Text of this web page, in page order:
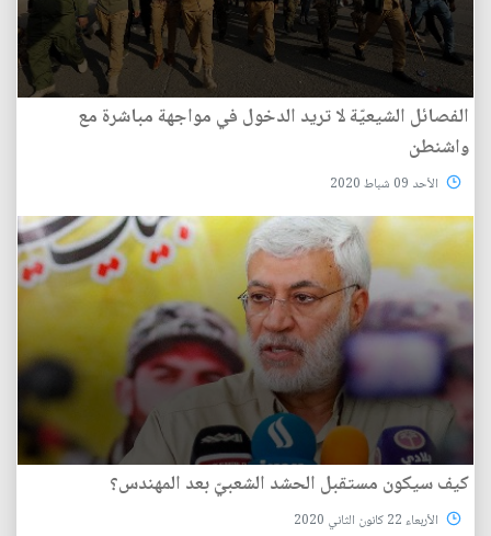
الفصائل الشيعيّة لا تريد الدخول في مواجهة مباشرة مع
واشنطن
الأحد 09 شباط 2020
كيف سيكون مستقبل الحشد الشعبيّ بعد المهندس؟
الأربعاء 22 كانون الثاني 2020